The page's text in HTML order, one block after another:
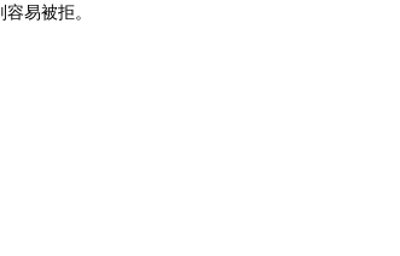
易被拒。